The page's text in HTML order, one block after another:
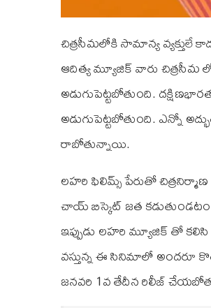
చిత్రసీమలోకి సామాన్య వ్యక్తులే
ఆదిత్య మ్యూజిక్ వారు చిత్రసీమ
అడుగుపెట్టబోతుంది.
అడుగుపెట్టబోతుంది. ఎన్నో
రాబోతున్నాయి.
లహరి ఫిలిమ్స్ పేరుతో
చాయ్ బిస్కెట్ జత
ఇప్పుడు లహరి మ్యూజిక్ తో
వస్తున్న ఈ సినిమాలో అందరూ
జనవరి 1వ తేదీన రిలీజ్